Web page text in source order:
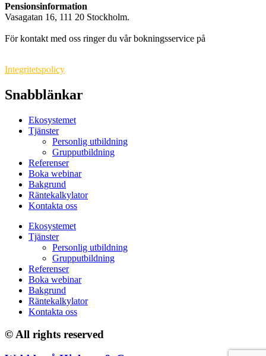
Pensionsinformation
Vasagatan 16, 111 20 Stockholm.
För kontakt med oss ringer du vår bokningsservice på
Integritetspolicy
Snabblänkar
Ekosystemet
Tjänster
Personlig utbildning
Grupputbildning
Referenser
Boka webinar
Bakgrund
Räntekalkylator
Kontakta oss
Ekosystemet
Tjänster
Personlig utbildning
Grupputbildning
Referenser
Boka webinar
Bakgrund
Räntekalkylator
Kontakta oss
© All rights reserved